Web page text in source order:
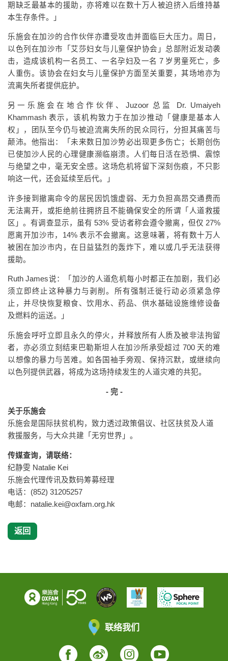
期缺乏最基本的援助，亦将难以在数十万人被迫挤入后维持基
本生存条件。」
乐施会在加沙的合作伙伴亦遭受攻击并面临巨大压力。周日，
以色列在加沙市「艾莎妇女与儿童保护协会」总部附近发动袭
击，造成该机构一名员工、一名孕妇及一名 7 岁男童死亡，多
人重伤。该协会在妇女与儿童保护方面至关重要，其场地亦为
流离失所者提供庇护。
另一乐施会在地合作伙伴、Juzoor 总监 Dr. Umaiyeh
Khammash 表示，该机构致力于在加沙推动「健康是基本人
权」，团队至今仍与被迫流离失所的民众同行，分担其痛苦与
颠沛。他指出：「未来数日加沙势必出现更多伤亡；长期创伤
已使加沙人民的心理健康濒临崩溃。人们每日活在恐惧、震惊
与绝望之中，毫无安全感。这场危机将留下深刻伤痕，不只影
响这一代，还会延续至后代。」
许多接到撤离命令的居民因饥饿虚弱、无力负担高昂交通费而
无法离开，或拒绝前往拥挤且不能确保安全的所谓「人道救援
区」。有调查显示，虽有 53% 受访者称会遵令撤离，但仅 27%
愿离开加沙市，14% 表示不会撤离。这意味著，将有数十万人
被困在加沙市内，在日益猛烈的轰炸下，难以或几乎无法获得
援助。
Ruth James说：「加沙的人道危机每小时都正在加剧，我们必
须立即终止这种暴力与剥削。所有强制迁徙行动必须紧急停
止，并尽快恢复粮食、饮用水、药品、供水基础设施维修设备
及燃料的运送。」
乐施会呼吁立即且永久的停火，并释放所有人质及被非法拘留
者，亦必须立刻结束巴勒斯坦人在加沙所承受超过 700 天的难
以想像的暴力与苦难。如各国袖手旁观、保持沉默，或继续向
以色列提供武器，将成为这场持续发生的人道灾难的共犯。
- 完 -
关于乐施会
乐施会是国际扶贫机构，致力透过政策倡议、社区扶贫及人道
救援服务，与大众共建「无穷世界」。
传媒查询，请联络：
纪静雯 Natalie Kei
乐施会代理传讯及数码筹募经理
电话：(852) 31205257
电邮： natalie.kei@oxfam.org.hk
返回
联络我们